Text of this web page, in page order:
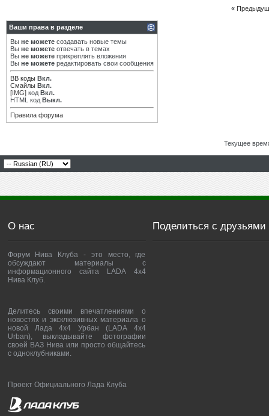
«
Ваши права в разделе
Вы не можете создавать новые темы
Вы не можете отвечать в темах
Вы не можете прикреплять вложения
Вы не можете редактировать свои сообщения
BB коды Вкл.
Смайлы Вкл.
[IMG] код Вкл.
HTML код Выкл.
Правила форума
Текущее
О нас
Форум Нива Клуба - это место, где
обсуждают материалы с
информационного сайта LADA 4x4
Нива Клуб.
Делитесь своими впечатлениями о
новостях и эксклюзивных материала о
новой Лада 4х4 Урбан (LADA 4x4
Urban), выкладывайте фотографии
своей ВАЗ Нива или просто общайтесь
с одноклубниками.
Проект Официального Лада Клуба
Поделиться с друзьями